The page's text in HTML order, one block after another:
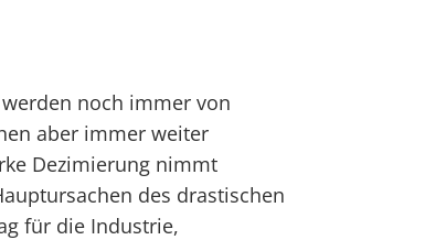
noch immer von
aber immer weiter
Dezimierung nimmt
des drastischen
für die Industrie,